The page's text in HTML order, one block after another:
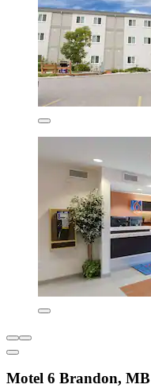
Motel 6 Brandon, MB